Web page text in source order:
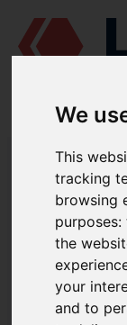
We
This
tracking
browsing
purposes:
the
your
and to
LAUDAT SUPPLY/
130002-2
LAUDAT
ЧН 25/34
ГРУПА: БЛОК